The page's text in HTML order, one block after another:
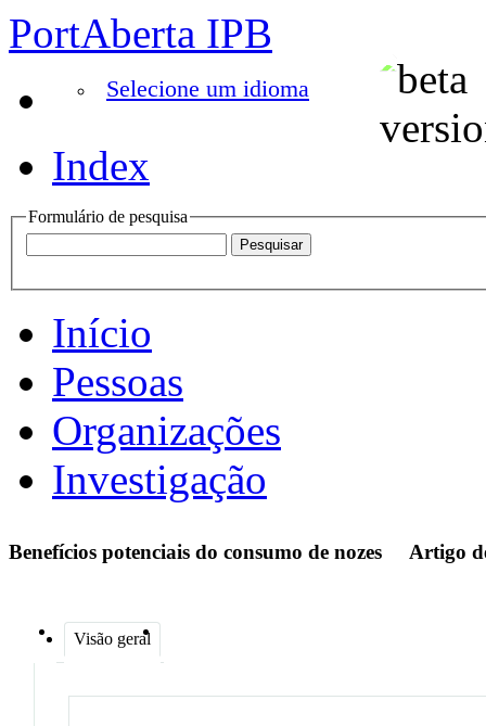
PortAberta IPB
Selecione um idioma
Index
Formulário de pesquisa
Início
Pessoas
Organizações
Investigação
Benefícios potenciais do consumo de nozes Artigo
Visão geral